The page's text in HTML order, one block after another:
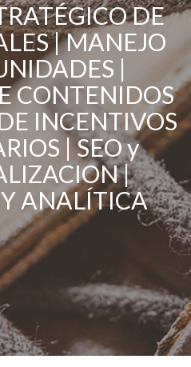
DE
| MANEJO
|
CONTENIDOS
INCENTIVOS
| SEO y
|
Y ANALÍTICA